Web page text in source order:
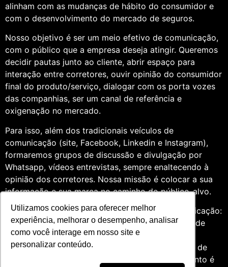
Utilizamos cookies para oferecer melhor
experiência, melhorar o desempenho, analisar
como você interage em nosso site e
personalizar conteúdo.
alinham com as mudanças de hábito do consumidor e
com o desenvolvimento do mercado de seguros.
Nosso objetivo é ser um meio efetivo de comunicação,
com o público que a empresa deseja atingir. Queremos
decidir pautas junto ao cliente, abrir espaço para
interação entre corretores, ouvir opinião do consumidor
final do produto/serviço, dialogar com os porta vozes
das companhias, ser um canal de referência e
oxigenação no mercado.
Para isso, além dos tradicionais veículos de
comunicação (site, Facebook, Linkedin e Instagram),
formaremos grupos de discussão e divulgação por
Whatsapp, vídeos entrevistas, sempre enaltecendo à
opinião dos corretores. Nossa missão é colocar a sua
informação e sua marca no caminho do público-alvo.
Somos profissionais formados na área de comunicação:
Jornalismo e Relações Públicas. Assim, por meio de
uma análise de quatro anos do setor de seguros,
entendemos que fazer um trabalho diversificado, de
relevância e com grande expertise para o segmento é